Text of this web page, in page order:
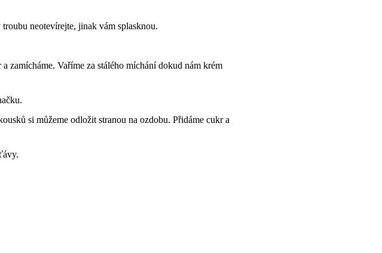
neotevírejte, jinak vám splasknou.
zamícháme. Vaříme za stálého míchání dokud nám krém
si můžeme odložit stranou na ozdobu. Přidáme cukr a